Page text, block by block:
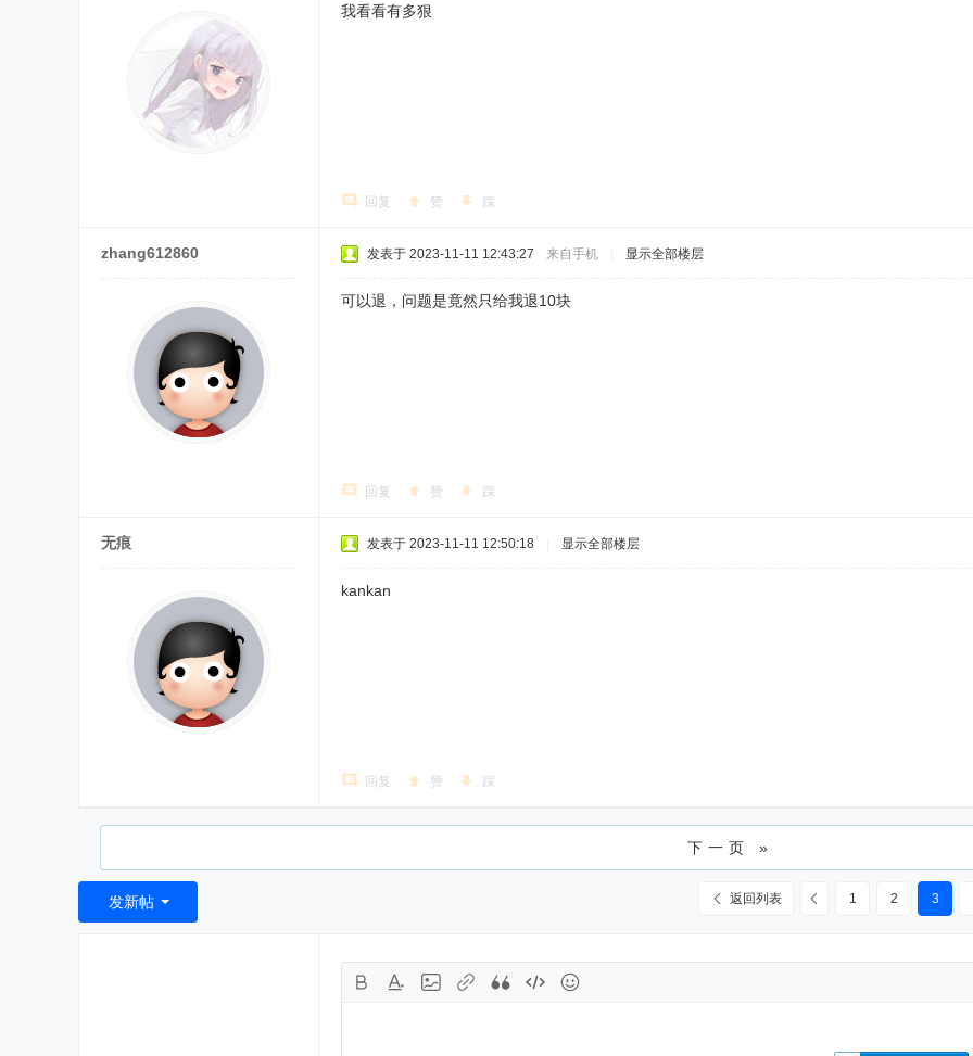
我看看有多狠
回复 赞 踩
zhang612860 发表于 2023-11-11 12:43:27 来自手机 显示全部楼层
可以退，问题是竟然只给我退10块
回复 赞 踩
无痕 发表于 2023-11-11 12:50:18 显示全部楼层
kankan
回复 赞 踩
下一页 »
1 2 3
返回列表
发新帖